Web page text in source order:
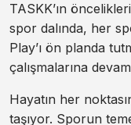
TASKK’ın
spor dalında, her
Play’ı ön planda
çalışmalarına
Hayatın her
taşıyor. Sporun